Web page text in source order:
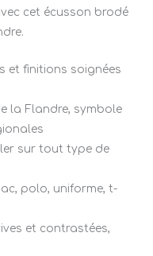
cet écusson brodé
et finitions soignées
la Flandre, symbole
sur tout type de
polo, uniforme, t-
et contrastées,